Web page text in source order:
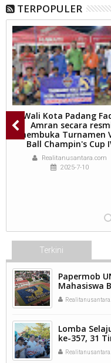
TERPOPULER
Wali Kota Padang
Amran secara
membuka Turnamen
Ball Champin's Cup
Realitanusantara.com
2025-7-10
Terkini
Papermob
Mahasiswa
9.250 Kavling.
Lomba
ke-357, 31
Arau.